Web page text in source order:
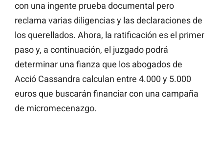
con una ingente prueba documental pero
reclama varias diligencias y las declaraciones de
los querellados. Ahora, la ratificación es el primer
paso y, a continuación, el juzgado podrá
determinar una fianza que los abogados de
Acció Cassandra calculan entre 4.000 y 5.000
euros que buscarán financiar con una campaña
de micromecenazgo.